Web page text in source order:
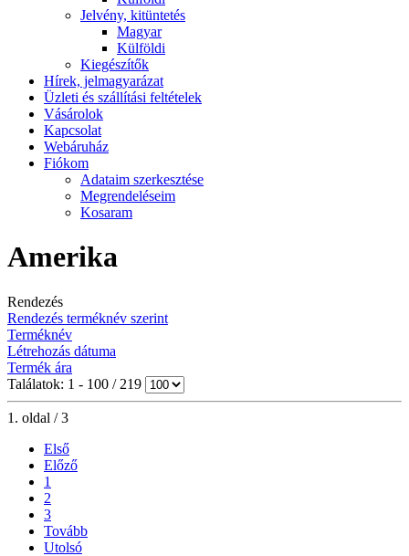
Jelvény, kitüntetés
Magyar
Külföldi
Kiegészítők
Hírek, jelmagyarázat
Üzleti és szállítási feltételek
Vásárolok
Kapcsolat
Webáruház
Fiókom
Adataim szerkesztése
Megrendeléseim
Kosaram
Amerika
Rendezés
Rendezés terméknév szerint
Terméknév
Létrehozás dátuma
Termék ára
Találatok: 1 - 100 / 219
1. oldal / 3
Első
Előző
1
2
3
Tovább
Utolsó